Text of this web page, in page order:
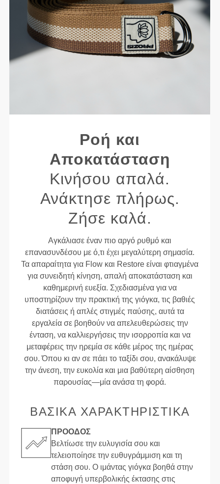
Ροή και
Αποκατάσταση
Κινήσου απαλά.
Ανάκτησε πλήρως.
Ζήσε καλά.
Αγκάλιασε έναν πιο αργό ρυθμό και
επανασυνδέσου με ό,τι έχει μεγαλύτερη σημασία.
Τα απαραίτητα για Flow και Restore είναι φτιαγμένα
για συνειδητή κίνηση, απαλή αποκατάσταση και
καθημερινή ευεξία. Σχεδιασμένα για να
υποστηρίζουν την πρακτική της γιόγκα, τις βαθιές
διατάσεις ή απλές στιγμές παύσης, αυτά τα
εργαλεία σε βοηθούν να απελευθερώσεις την
ένταση, να καλλιεργήσεις την ισορροπία και να
μεταφέρεις την ηρεμία σε κάθε μέρος της ημέρας
σου. Όπου κι αν σε πάει το ταξίδι σου, ανακάλυψε
την άνεση, την ευκολία και μια βαθύτερη αίσθηση
παρουσίας—μία ανάσα τη φορά.
ΒΑΣΙΚΑ ΧΑΡΑΚΤΗΡΙΣΤΙΚΑ
ΠΡΌΟΔΟΣ
Βελτίωσε την ευλυγισία σου και
τελειοποίησε την ευθυγράμμιση και τη
στάση σου. Ο ιμάντας γιόγκα βοηθά στην
αποφυγή υπερβολικής έκτασης στις